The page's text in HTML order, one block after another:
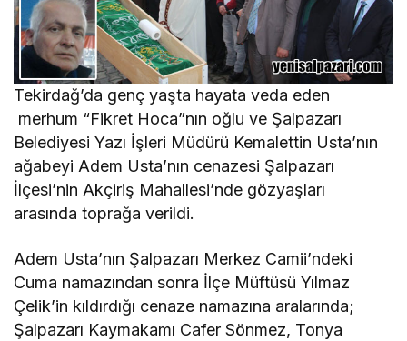
Tekirdağ’da genç yaşta hayata veda eden
merhum “Fikret Hoca”nın oğlu ve Şalpazarı
Belediyesi Yazı İşleri Müdürü Kemalettin Usta’nın
ağabeyi Adem Usta’nın cenazesi Şalpazarı
İlçesi’nin Akçiriş Mahallesi’nde gözyaşları
arasında toprağa verildi.
Adem Usta’nın Şalpazarı Merkez Camii’ndeki
Cuma namazından sonra İlçe Müftüsü Yılmaz
Çelik’in kıldırdığı cenaze namazına aralarında;
Şalpazarı Kaymakamı Cafer Sönmez, Tonya